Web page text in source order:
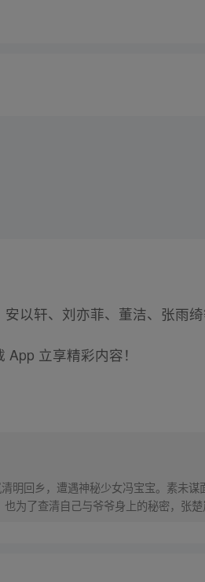
以轩、刘亦菲、董洁、张雨绮
立享精彩内容！
明回乡，遭遇神秘少女冯宝宝。素未
为了查清自己与爷爷身上的秘密，张楚